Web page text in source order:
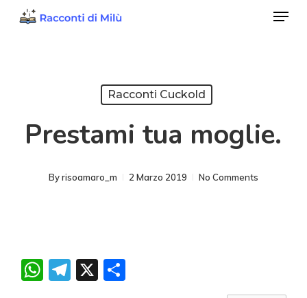
Menu
Racconti Cuckold
Prestami tua moglie.
Byrisoamaro_m 2 Marzo 2019 No Comments
WhatsApp
Telegram
X Condividi